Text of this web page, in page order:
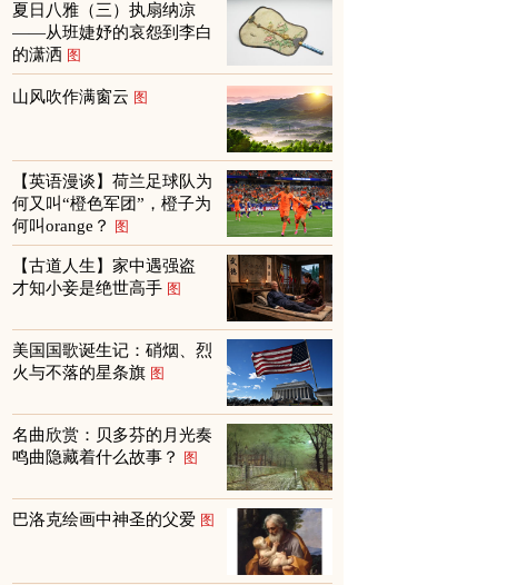
夏日八雅（三）执扇纳凉
——从班婕妤的哀怨到李白
的潇洒 图
山风吹作满窗云 图
【英语漫谈】荷兰足球队为
何又叫“橙色军团”，橙子为
何叫orange？
图
【古道人生】家中遇强盗
才知小妾是绝世高手 图
美国国歌诞生记：硝烟、烈
火与不落的星条旗 图
名曲欣赏：贝多芬的月光奏
鸣曲隐藏着什么故事？
图
巴洛克绘画中神圣的父爱 图